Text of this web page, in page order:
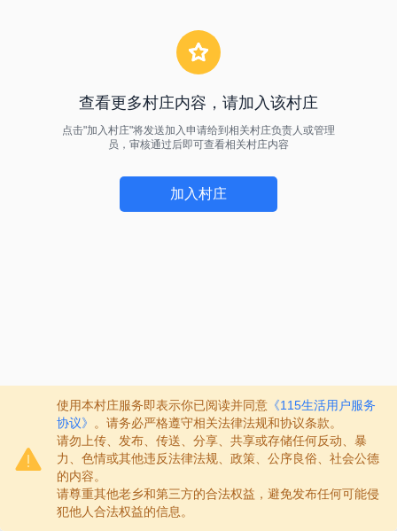
查看更多村庄内容，请加入该村庄
点击"加入村庄"将发送加入申请给到相关村庄负责人或管理
员，审核通过后即可查看相关村庄内容
加入村庄
使用本村庄服务即表示你已阅读并同意 《115生活用户服务
协议》
。请务必严格遵守相关法律法规和协议条款。
请勿上传、发布、传送、分享、共享或存储任何反动、暴
力、色情或其他违反法律法规、政策、公序良俗、社会公德
的内容。
请尊重其他老乡和第三方的合法权益，避免发布任何可能侵
犯他人合法权益的信息。